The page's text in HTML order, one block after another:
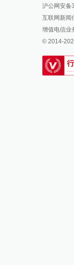
沪公网安
互联网新闻
增值电信业
© 2014-